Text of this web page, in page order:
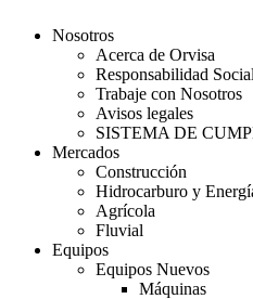
Nosotros
Acerca de Orvisa
Responsabilidad Social
Trabaje con Nosotros
Avisos legales
SISTEMA DE
Mercados
Construcción
Hidrocarburo y
Agrícola
Fluvial
Equipos
Equipos Nuevos
Máquinas